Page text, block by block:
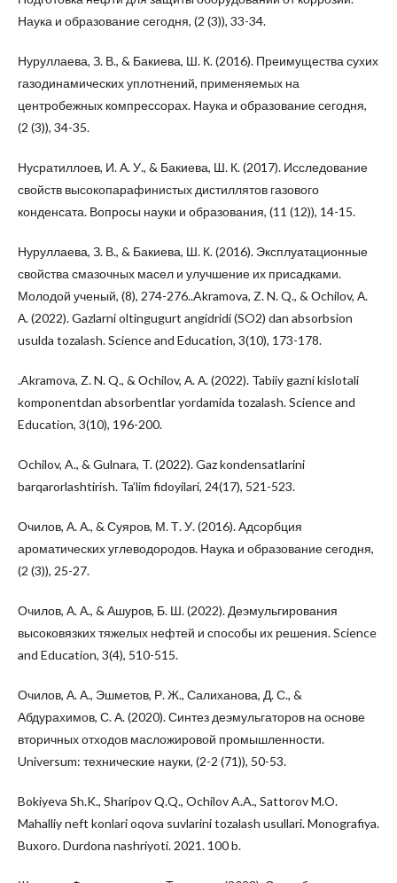
Наука и образование сегодня, (2 (3)), 33-34.
Нуруллаева, З. В., & Бакиева, Ш. К. (2016). Преимущества сухих
газодинамических уплотнений, применяемых на
центробежных компрессорах. Наука и образование сегодня,
(2 (3)), 34-35.
Нусратиллоев, И. А. У., & Бакиева, Ш. К. (2017). Исследование
свойств высокопарафинистых дистиллятов газового
конденсата. Вопросы науки и образования, (11 (12)), 14-15.
Нуруллаева, З. В., & Бакиева, Ш. К. (2016). Эксплуатационные
свойства смазочных масел и улучшение их присадками.
Молодой ученый, (8), 274-276..Akramova, Z. N. Q., & Оchilоv, А.
А. (2022). Gazlarni oltingugurt angidridi (SO2) dan absorbsion
usulda tozalash. Science and Education, 3(10), 173-178.
.Akramova, Z. N. Q., & Оchilоv, А. А. (2022). Tabiiy gazni kislotali
komponentdan absorbentlar yordamida tozalash. Science and
Education, 3(10), 196-200.
Ochilov, A., & Gulnara, T. (2022). Gaz kondensatlarini
barqarorlashtirish. Ta’lim fidoyilari, 24(17), 521-523.
Очилов, А. А., & Суяров, М. Т. У. (2016). Адсорбция
ароматических углеводородов. Наука и образование сегодня,
(2 (3)), 25-27.
Очилов, А. А., & Ашуров, Б. Ш. (2022). Деэмульгирования
высоковязких тяжелых нефтей и способы их решения. Science
and Education, 3(4), 510-515.
Очилов, А. А., Эшметов, Р. Ж., Салиханова, Д. С., &
Абдурахимов, С. А. (2020). Синтез деэмульгаторов на основе
вторичных отходов масложировой промышленности.
Universum: технические науки, (2-2 (71)), 50-53.
Bokiyeva Sh.K., Sharipov Q.Q., Ochilov A.A., Sattorov M.O.
Mahalliy neft konlari oqova suvlarini tozalash usullari. Monografiya.
Buxoro. Durdona nashriyoti. 2021. 100 b.